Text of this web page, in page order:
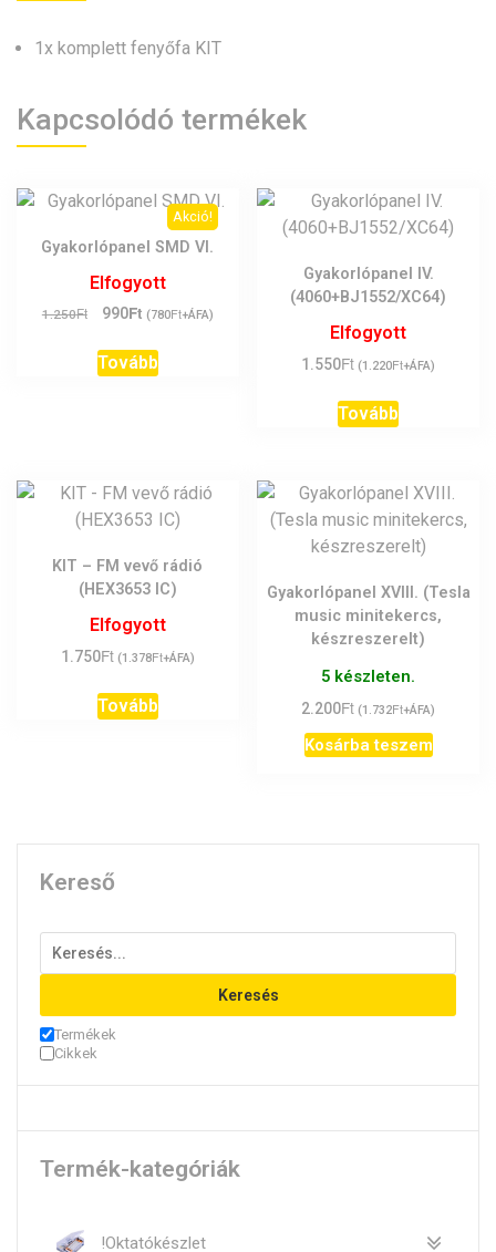
1x komplett fenyőfa KIT
Kapcsolódó termékek
Akció!
Gyakorlópanel SMD VI.
Elfogyott
1.250Ft
Original
was:
1.250Ft.
990FtCurrent
is:
990Ft.
(780Ft+ÁFA)
Tovább
Gyakorlópanel IV.
(4060+BJ1552/XC64)
Elfogyott
1.550Ft (1.220Ft+ÁFA)
Tovább
KIT – FM vevő rádió
(HEX3653 IC)
Elfogyott
1.750Ft (1.378Ft+ÁFA)
Tovább
Gyakorlópanel XVIII. (Tesla
music minitekercs,
készreszerelt)
5 készleten.
2.200Ft (1.732Ft+ÁFA)
Kosárba teszem
Kereső
Keresés
Termékek
Cikkek
Termék-kategóriák
!Oktatókészlet